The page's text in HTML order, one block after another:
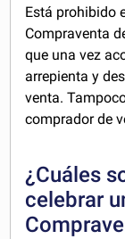
Está prohibido
Compraventa
que una vez
arrepienta y
venta.
comprador de
¿Cuáles
celebrar